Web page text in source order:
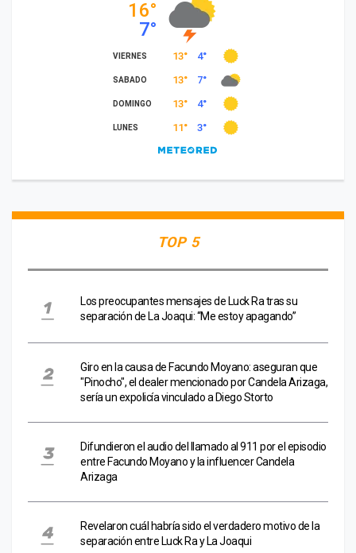
TOP 5
Los preocupantes mensajes de Luck Ra tras su
separación de La Joaqui: “Me estoy apagando”
Giro en la causa de Facundo Moyano: aseguran que
"Pinocho", el dealer mencionado por Candela Arizaga,
sería un expolicía vinculado a Diego Storto
Difundieron el audio del llamado al 911 por el episodio
entre Facundo Moyano y la influencer Candela
Arizaga
Revelaron cuál habría sido el verdadero motivo de la
separación entre Luck Ra y La Joaqui